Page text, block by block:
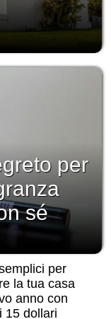
per
sé
per
la tua casa
anno con
15 dollari